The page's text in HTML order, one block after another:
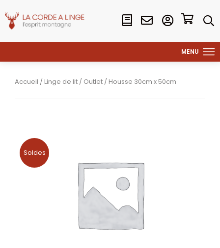
Accueil / Linge de lit / Outlet / Housse 30cm x 50cm
Soldes